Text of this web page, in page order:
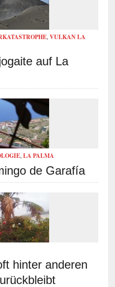
, VULKAN LA
auf La
, LA PALMA
de Garafía
hinter anderen